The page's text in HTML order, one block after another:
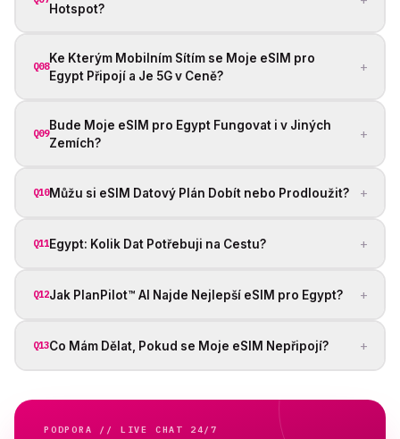
Hotspot?
Q08
Ke Kterým Mobilním Sítím se Moje eSIM pro
Egypt Připojí a Je 5G v Ceně?
+
Q09
Bude Moje eSIM pro Egypt Fungovat i v Jiných
Zemích?
+
Q10Můžu si eSIM Datový Plán Dobít nebo Prodloužit? +
Q11Egypt: Kolik Dat Potřebuji na Cestu? +
Q12Jak PlanPilot™ AI Najde Nejlepší eSIM pro Egypt? +
Q13Co Mám Dělat, Pokud se Moje eSIM Nepřipojí? +
PODPORA // LIVE CHAT 24/7